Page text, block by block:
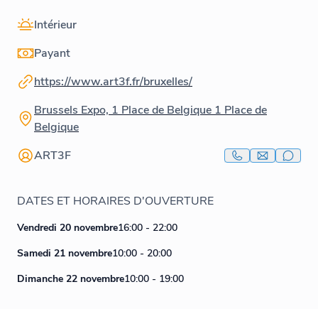
Intérieur
Payant
https://www.art3f.fr/bruxelles/
Brussels Expo, 1 Place de Belgique 1 Place de
Belgique
ART3F
DATES ET HORAIRES D'OUVERTURE
Vendredi 20 novembre16:00 - 22:00
Samedi 21 novembre10:00 - 20:00
Dimanche 22 novembre10:00 - 19:00